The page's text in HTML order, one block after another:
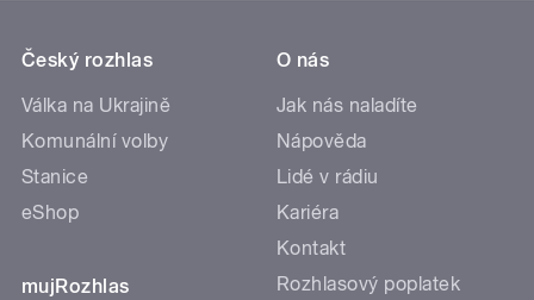
Český rozhlas
Válka na Ukrajině
Komunální volby
Stanice
eShop
mujRozhlas
O nás
Jak nás naladíte
Nápověda
Lidé v rádiu
Kariéra
Kontakt
Rozhlasový poplatek